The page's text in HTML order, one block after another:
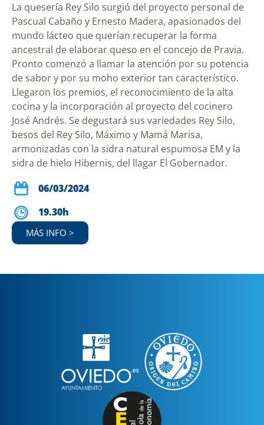
La quesería Rey Silo surgió del proyecto personal de
Pascual Cabaño y Ernesto Madera, apasionados del
mundo lácteo que querían recuperar la forma
ancestral de elaborar queso en el concejo de Pravia.
Pronto comenzó a llamar la atención por su potencia
de sabor y por su moho exterior tan característico.
Llegaron los premios, el reconocimiento de la alta
cocina y la incorporación al proyecto del cocinero
José Andrés. Se degustará sus variedades Rey Silo,
besos del Rey Silo, Máximo y Mamá Marisa,
armonizadas con la sidra natural espumosa EM y la
sidra de hielo Hibernis, del llagar El Gobernador.
06/03/2024
19.30h
MÁS INFO >